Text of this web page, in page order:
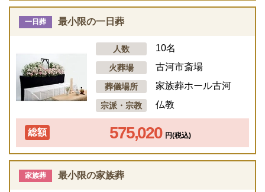
一日葬 最小限の一日葬
人数 10名
火葬場 古河市斎場
葬儀場所 家族葬ホール古河
宗派・宗教 仏教
総額 575,020 円(税込)
家族葬 最小限の家族葬